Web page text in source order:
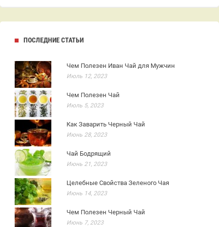
ПОСЛЕДНИЕ СТАТЬИ
Чем Полезен Иван Чай для Мужчин
Июль 12, 2023
Чем Полезен Чай
Июль 5, 2023
Как Заварить Черный Чай
Июнь 28, 2023
Чай Бодрящий
Июнь 21, 2023
Целебные Свойства Зеленого Чая
Июнь 14, 2023
Чем Полезен Черный Чай
Июнь 7, 2023